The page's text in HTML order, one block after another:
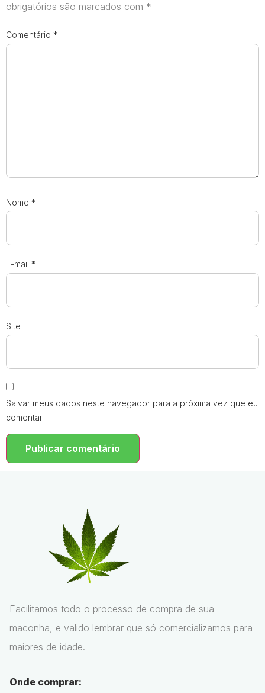
obrigatórios são marcados com *
Comentário *
Nome *
E-mail *
Site
Salvar meus dados neste navegador para a próxima vez que eu
comentar.
Facilitamos todo o processo de compra de sua
maconha, e valido lembrar que só comercializamos para
maiores de idade.
Onde comprar: